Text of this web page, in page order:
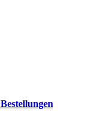
Bestellungen